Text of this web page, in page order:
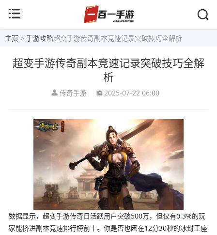
主页 > 手游攻略超变手游传奇副本竞速记录突破技巧全解析
超变手游传奇副本竞速记录突破技巧全解
析
传奇手游 2025-07-22 06:00
数据显示，超变手游传奇日活跃用户突破500万，但仅有0.3%的玩
家能挤进副本竞速排行榜前十。你是否也困在12分30秒的冰封王座